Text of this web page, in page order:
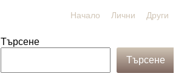
Начало Лични Други
Търсене
Търсене